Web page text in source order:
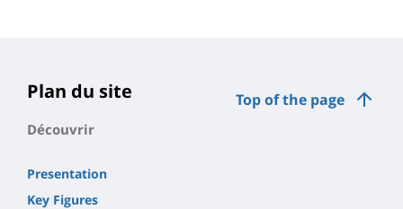
Top of the page
Plan du site
Découvrir
Presentation
Key Figures